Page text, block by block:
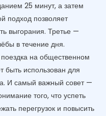
25 минут, а затем
подход позволяет
выгорания. Третье —
в течение дня.
на общественном
быть использован для
И самый важный совет —
того, что успеть
перегрузок и повысить